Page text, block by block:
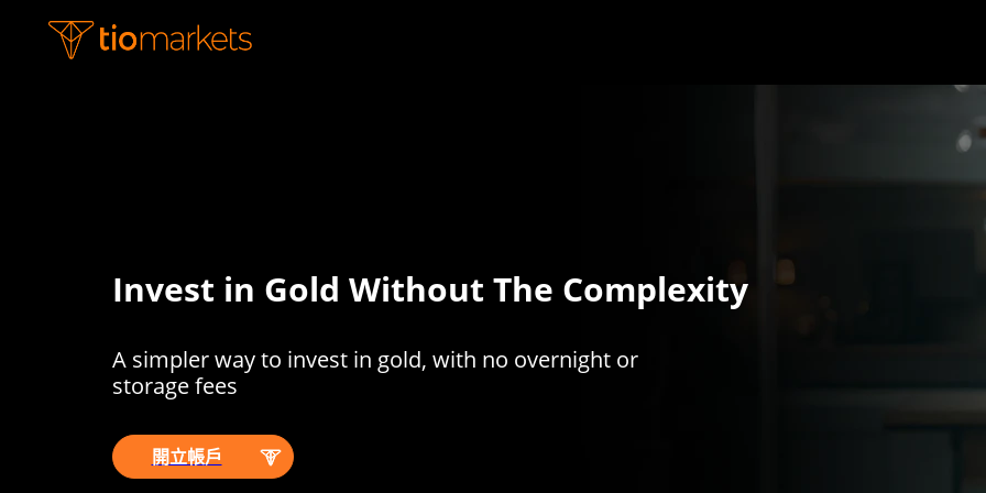
Invest in Gold Without The Complexity
A simpler way to invest in gold, with no overnight or
storage fees
開立帳戶